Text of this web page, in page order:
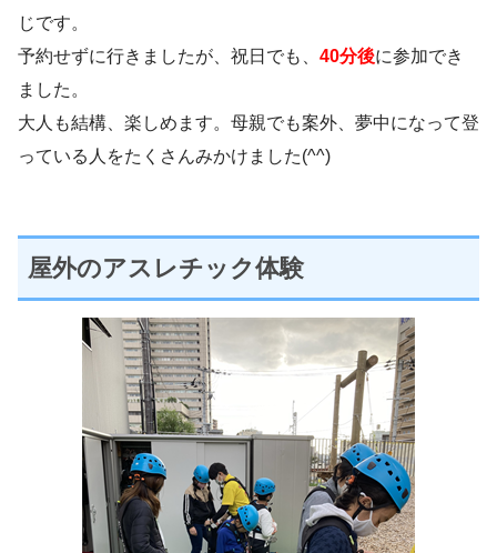
じです。
予約せずに行きましたが、祝日でも、 40分後に参加でき
ました。
大人も結構、楽しめます。母親でも案外、夢中になって登
っている人をたくさんみかけました(^^)
屋外のアスレチック体験